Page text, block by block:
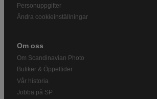
Personuppgifter
Ändra cookieinställningar
Om oss
Om Scandinavian Photo
Butiker & Öppettider
Vår historia
Jobba på SP